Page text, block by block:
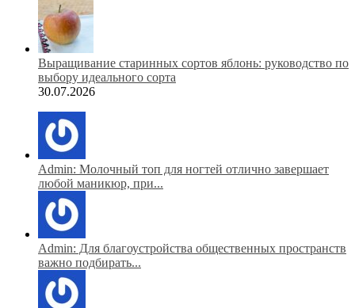
Выращивание старинных сортов яблонь: руководство по
выбору идеального сорта
30.07.2026
Admin: Молочный топ для ногтей отлично завершает
любой маникюр, при...
Admin: Для благоустройства общественных пространств
важно подбирать...